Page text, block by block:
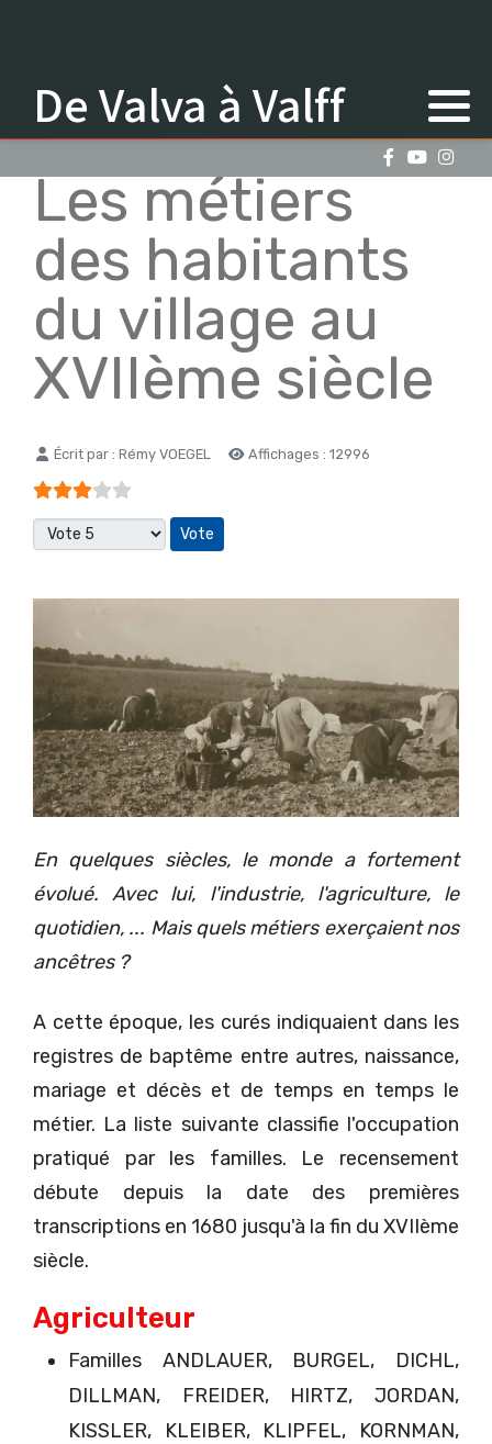
De Valva à Valff
Les métiers
des habitants
du village au
XVIIème siècle
Détails
Écrit par : Rémy VOEGEL Affichages : 12996
Vote utilisateur:
Veuillez voter
En quelques siècles, le monde a fortement
évolué. Avec lui, l'industrie, l'agriculture, le
quotidien, ... Mais quels métiers exerçaient nos
ancêtres ?
A cette époque, les curés indiquaient dans les
registres de baptême entre autres, naissance,
mariage et décès et de temps en temps le
métier. La liste suivante classifie l'occupation
pratiqué par les familles. Le recensement
débute depuis la date des premières
transcriptions en 1680 jusqu'à la fin du XVIIème
siècle.
Agriculteur
Familles ANDLAUER, BURGEL, DICHL,
DILLMAN, FREIDER, HIRTZ, JORDAN,
KISSLER, KLEIBER, KLIPFEL, KORNMAN,